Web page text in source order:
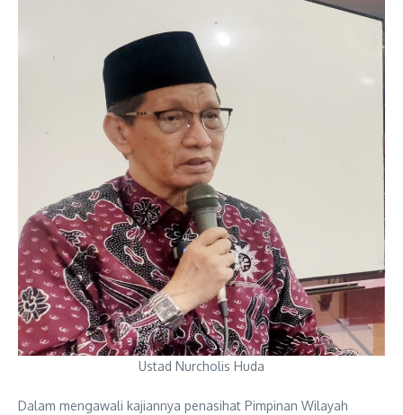
Ustad Nurcholis Huda
Dalam mengawali kajiannya penasihat Pimpinan Wilayah